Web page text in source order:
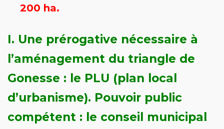
200 ha.
I. Une prérogative nécessaire à
l’aménagement du triangle de
Gonesse : le PLU (plan local
d’urbanisme). Pouvoir public
compétent : le conseil municipal